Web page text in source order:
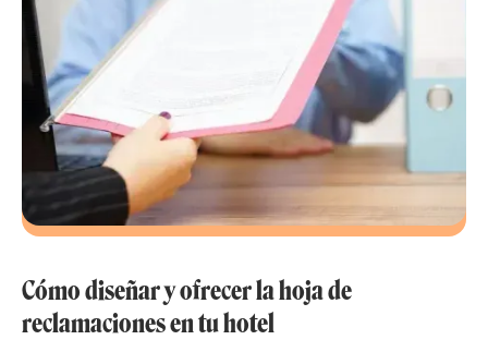
Cómo diseñar y ofrecer la hoja de
reclamaciones en tu hotel